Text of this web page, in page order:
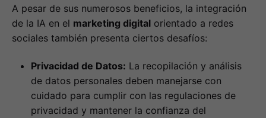
A pesar de sus numerosos beneficios, la integración
de la IA en el marketing digital orientado a redes
sociales también presenta ciertos desafíos:
Privacidad de Datos: La recopilación y análisis
de datos personales deben manejarse con
cuidado para cumplir con las regulaciones de
privacidad y mantener la confianza del